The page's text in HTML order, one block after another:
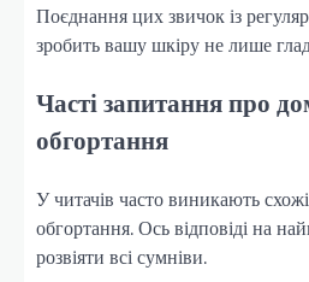
Поєднання цих звичок із
зробить вашу шкіру не лише
Часті запитання про
обгортання
У читачів часто виникають
обгортання. Ось відповіді на
розвіяти всі сумніви.